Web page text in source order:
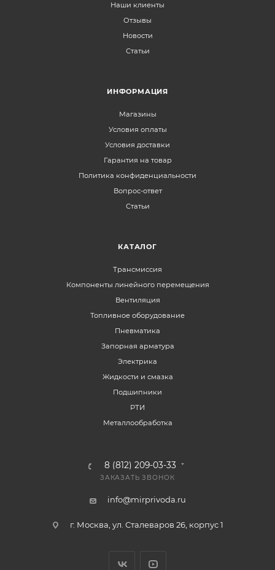
Наши клиенты
Отзывы
Новости
Статьи
ИНФОРМАЦИЯ
Магазины
Условия оплаты
Условия доставки
Гарантия на товар
Политика конфиденциальности
Вопрос-ответ
Статьи
КАТАЛОГ
Трансмиссия
Компоненты линейного перемещения
Вентиляция
Топливное оборудование
Пневматика
Запорная арматура
Электрика
Жидкости и смазка
Подшипники
РТИ
Металлообработка
8 (812) 209-03-33
ЗАКАЗАТЬ ЗВОНОК
info@mirprivoda.ru
г. Москва, ул. Сталеваров 26, корпус 1